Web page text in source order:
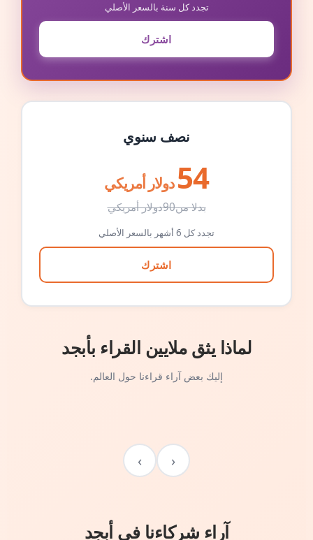
تجدد كل سنة بالسعر الأصلي
اشترك
نصف سنوي
54 دولار أمريكي
بدلا من90دولار أمريكي
تجدد كل 6 أشهر بالسعر الأصلي
اشترك
لماذا يثق ملايين القراء بأبجد
إليك بعض آراء قراءنا حول العالم.
‹
›
آراء شركاءنا في أبجد